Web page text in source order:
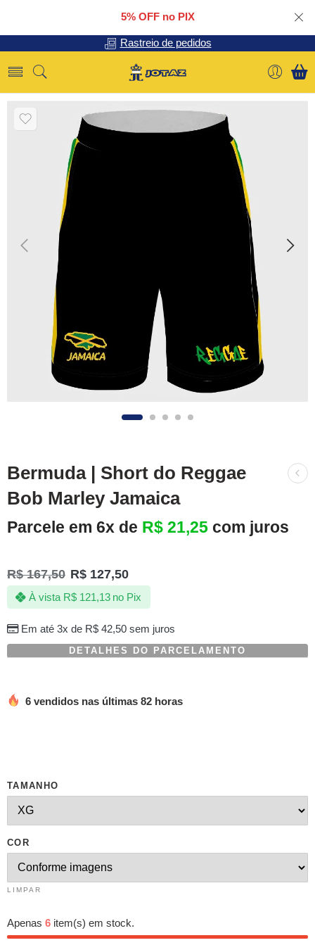
5% OFF no PIX
Rastreio de pedidos
Bermuda | Short do Reggae
Bob Marley Jamaica
Parcele em 6x de R$ 21,25 com juros
R$167,50 R$ 127,50
Em até 3x de R$42,50sem juros
À vista R$121,13 no Pix
DETALHES DO PARCELAMENTO
6 vendidos nas últimas 82 horas
TAMANHO
COR
LIMPAR
Apenas 6 item(s) em stock.